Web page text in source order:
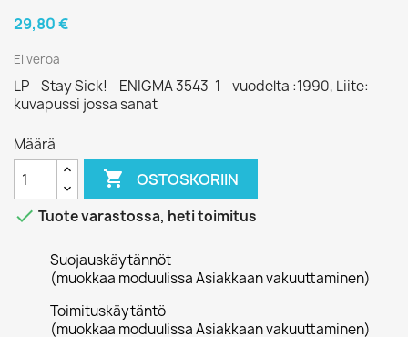
29,80 €
Ei veroa
LP - Stay Sick! - ENIGMA 3543-1 - vuodelta :1990, Liite:
kuvapussi jossa sanat
Määrä
 OSTOSKORIIN
 Tuote varastossa, heti toimitus
Suojauskäytännöt
(muokkaa moduulissa Asiakkaan vakuuttaminen)
Toimituskäytäntö
(muokkaa moduulissa Asiakkaan vakuuttaminen)